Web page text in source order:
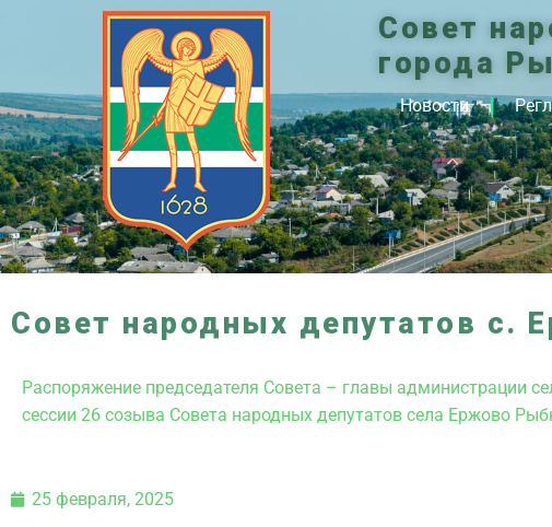
Совет
города
Новости
Совет народных депутатов с.
Распоряжение председателя Совета – главы администрации
сессии 26 созыва Совета народных депутатов села Ержово
25 февраля, 2025